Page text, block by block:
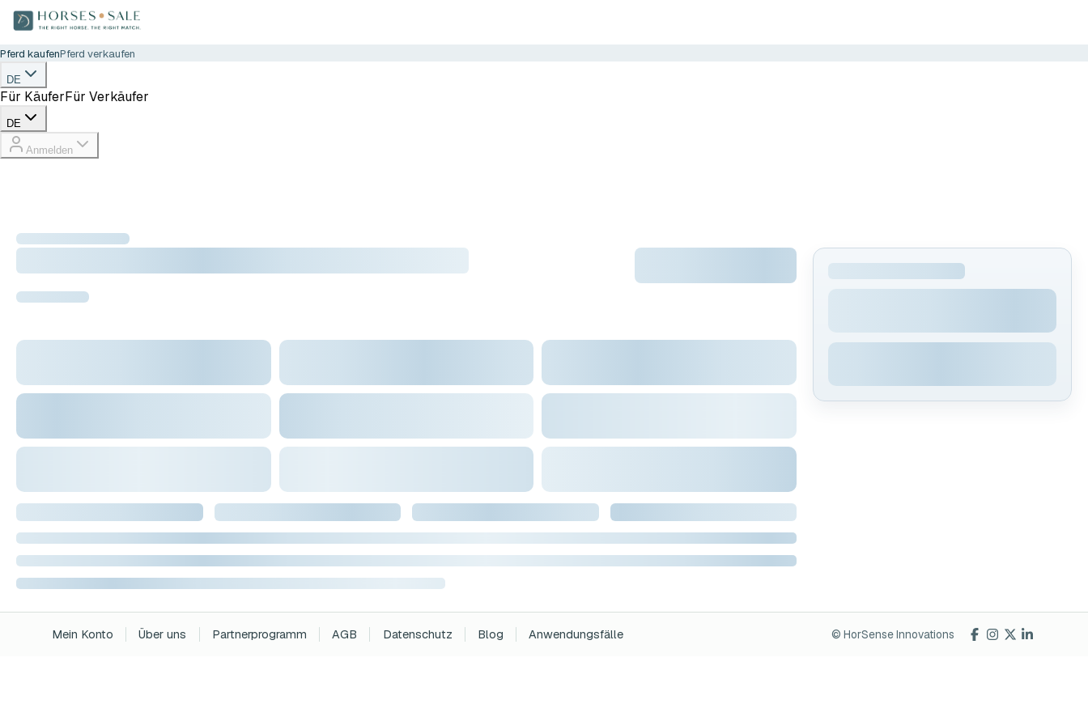
Pferd kaufenPferd verkaufen
DE
Für KäuferFür Verkäufer
DE
Anmelden
Mein Konto Über uns Partnerprogramm AGB Datenschutz Blog Anwendungsfälle © HorSense Innovations